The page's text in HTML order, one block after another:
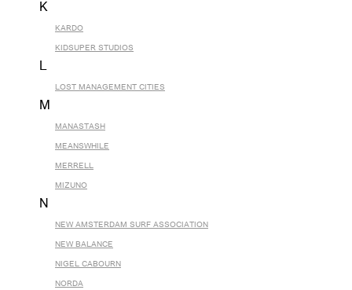
K
KARDO
KIDSUPER STUDIOS
L
LOST MANAGEMENT CITIES
M
MANASTASH
MEANSWHILE
MERRELL
MIZUNO
N
NEW AMSTERDAM SURF ASSOCIATION
NEW BALANCE
NIGEL CABOURN
NORDA